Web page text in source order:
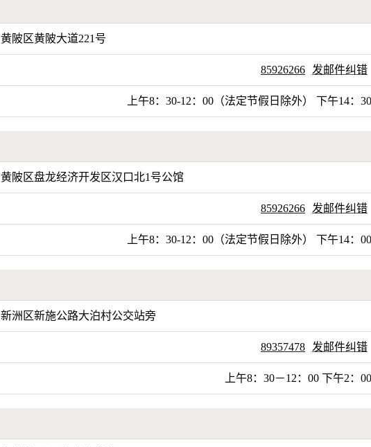
黄陂区黄陂大道221号
85926266 发邮件纠错
上午8：30-12：00（法定节假日除外） 下午14：
黄陂区盘龙经济开发区汉口北1号公馆
85926266 发邮件纠错
上午8：30-12：00（法定节假日除外） 下午14：
新洲区新施公路大泊村公交站旁
89357478 发邮件纠错
上午8：30－12：00 下午2：